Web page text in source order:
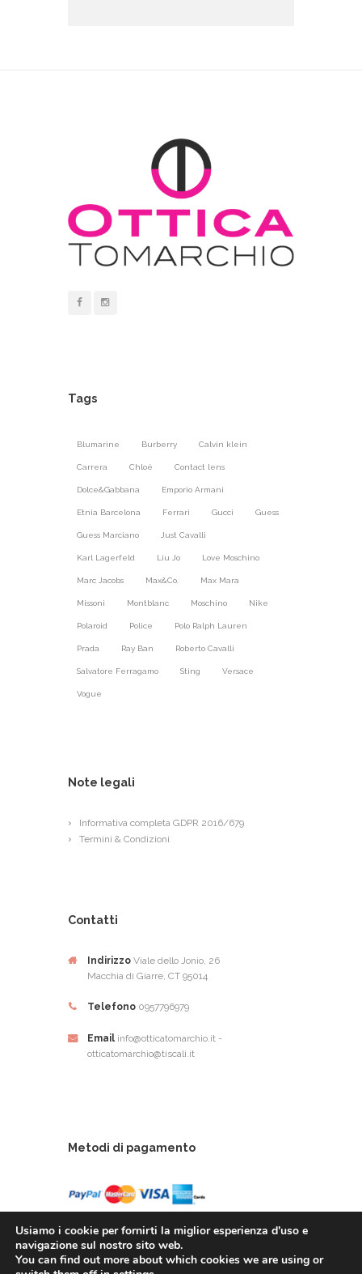
Tags
Blumarine Burberry Calvin klein
Carrera Chloé Contact lens
Dolce&Gabbana Emporio Armani
Etnia Barcelona Ferrari Gucci Guess
Guess Marciano Just Cavalli
Karl Lagerfeld Liu Jo Love Moschino
Marc Jacobs Max&Co. Max Mara
Missoni Montblanc Moschino Nike
Polaroid Police Polo Ralph Lauren
Prada Ray Ban Roberto Cavalli
Salvatore Ferragamo Sting Versace
Vogue
Note legali
Informativa completa GDPR 2016/679
Termini & Condizioni
Contatti
Indirizzo Viale dello Jonio, 26
Macchia di Giarre, CT 95014
Telefono 0957796979
Email info@otticatomarchio.it -
otticatomarchio@tiscali.it
Metodi di pagamento
Ottica Tomarchio di Tomachio Rosario Alfio - Via
Usiamo i cookie per fornirti la miglior esperienza d'uso e
navigazione sul nostro sito web.
You can find out more about which cookies we are using or